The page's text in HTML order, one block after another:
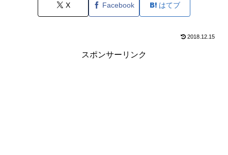
X Facebook はてブ
2018.12.15
スポンサーリンク